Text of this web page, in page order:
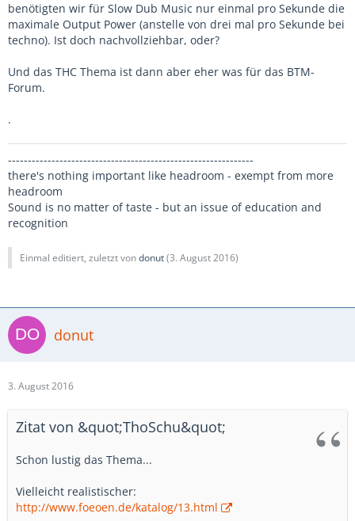
benötigten wir für Slow Dub Music nur einmal pro Sekunde die
maximale Output Power (anstelle von drei mal pro Sekunde bei
techno). Ist doch nachvollziehbar, oder?
Und das THC Thema ist dann aber eher was für das BTM-
Forum.
.
--------------------------------------------------------------
there's nothing important like headroom - exempt from more
headroom
Sound is no matter of taste - but an issue of education and
recognition
Einmal editiert, zuletzt vondonut(3. August 2016)
donut
3. August 2016
Zitat von &quot;ThoSchu&quot;
Schon lustig das Thema...
Vielleicht realistischer:
http://www.foeoen.de/katalog/13.html